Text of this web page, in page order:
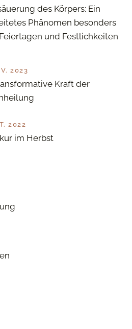
des Körpers: Ein
Phänomen besonders
und Festlichkeiten
2023
Kraft der
2022
im Herbst